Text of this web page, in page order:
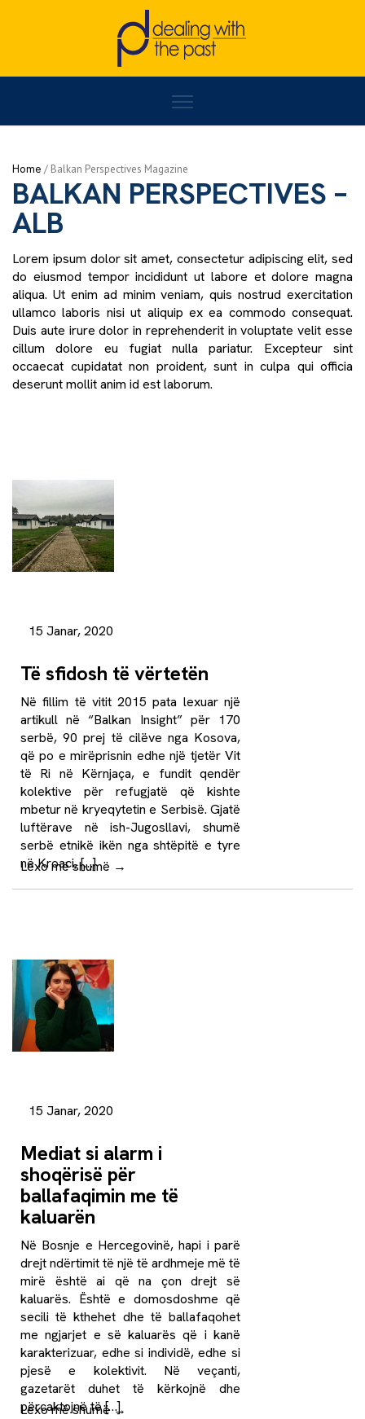
Home /
BALKAN PERSPECTIVES –
ALB
Lorem ipsum dolor sit amet, consectetur adipiscing elit, sed
do eiusmod tempor incididunt ut labore et dolore magna
aliqua. Ut enim ad minim veniam, quis nostrud exercitation
ullamco laboris nisi ut aliquip ex ea commodo consequat.
Duis aute irure dolor in reprehenderit in voluptate velit esse
cillum dolore eu fugiat nulla pariatur. Excepteur sint
occaecat cupidatat non proident, sunt in culpa qui officia
deserunt mollit anim id est laborum.
15 Janar, 2020
Të sfidosh të vërtetën
Në fillim të vitit 2015 pata lexuar një
artikull në “Balkan Insight” për 170
serbë, 90 prej të cilëve nga Kosova,
që po e mirëprisnin edhe një tjetër Vit
të Ri në Kërnjaça, e fundit qendër
kolektive për refugjatë që kishte
mbetur në kryeqytetin e Serbisë. Gjatë
luftërave në ish-Jugosllavi, shumë
serbë etnikë ikën nga shtëpitë e tyre
në Kroaci, […]
Lexo më shumë →
15 Janar, 2020
Mediat si alarm i
shoqërisë për
ballafaqimin me të
kaluarën
Në Bosnje e Hercegovinë, hapi i parë
drejt ndërtimit të një të ardhmeje më të
mirë është ai që na çon drejt së
kaluarës. Është e domosdoshme që
secili të kthehet dhe të ballafaqohet
me ngjarjet e së kaluarës që i kanë
karakterizuar, edhe si individë, edhe si
pjesë e kolektivit. Në veçanti,
gazetarët duhet të kërkojnë dhe
përcaktojnë të […]
Lexo më shumë→